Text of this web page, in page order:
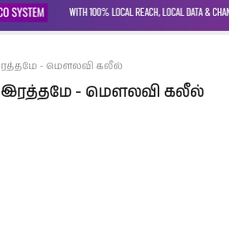
- மௌலவி கலீல்
இரத்­தமே - மௌலவி கலீல்